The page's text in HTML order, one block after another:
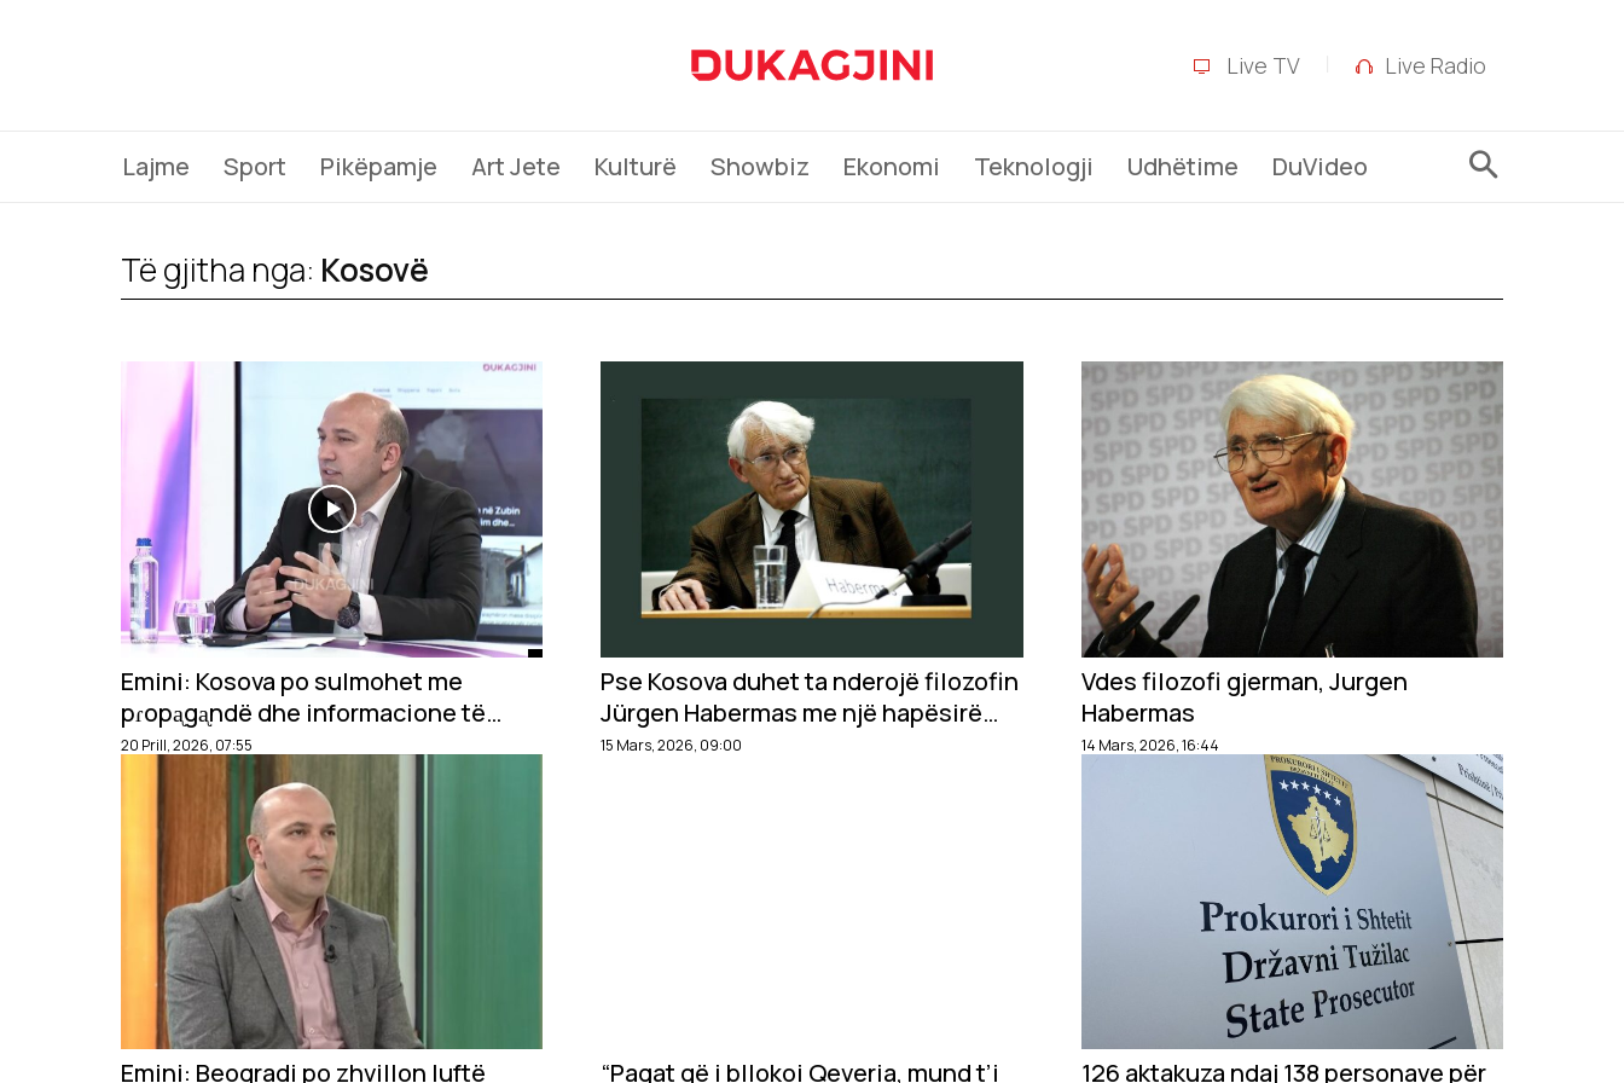
Live TV Live Radio
Lajme Sport Pikëpamje Art Jete Kulturë Showbiz Ekonomi Teknologji Udhëtime DuVideo
Të gjitha nga: Kosovë
Emini: Kosova po sulmohet me
pɾopᶏgᶏndë dhe informacione të
rreme nga Seɾbia.
20 Prill, 2026, 07:55
Pse Kosova duhet ta nderojë filozofin
Jürgen Habermas me një hapësirë
publike në Prishtinë?
15 Mars, 2026, 09:00
Vdes filozofi gjerman, Jurgen
Habermas
14 Mars, 2026, 16:44
Emini: Beogradi po zhvillon luftë “Pagat që i bllokoi Qeveria, mund t’i 126 aktakuza ndaj 138 personave për